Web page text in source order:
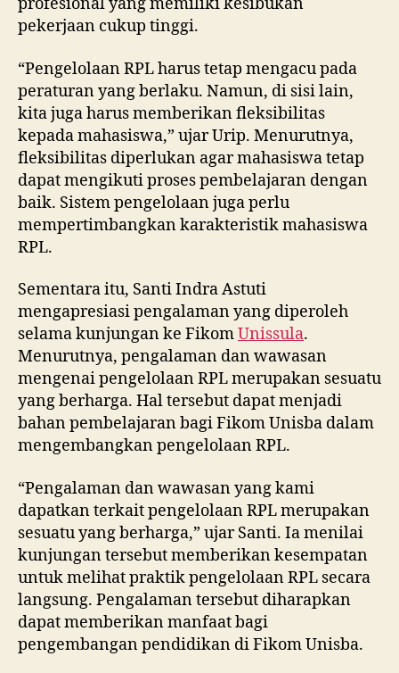
profesional yang memiliki kesibukan
pekerjaan cukup tinggi.
“Pengelolaan RPL harus tetap mengacu pada
peraturan yang berlaku. Namun, di sisi lain,
kita juga harus memberikan fleksibilitas
kepada mahasiswa,” ujar Urip. Menurutnya,
fleksibilitas diperlukan agar mahasiswa tetap
dapat mengikuti proses pembelajaran dengan
baik. Sistem pengelolaan juga perlu
mempertimbangkan karakteristik mahasiswa
RPL.
Sementara itu, Santi Indra Astuti
mengapresiasi pengalaman yang diperoleh
selama kunjungan ke FikomUnissula.
Menurutnya, pengalaman dan wawasan
mengenai pengelolaan RPL merupakan sesuatu
yang berharga. Hal tersebut dapat menjadi
bahan pembelajaran bagi Fikom Unisba dalam
mengembangkan pengelolaan RPL.
“Pengalaman dan wawasan yang kami
dapatkan terkait pengelolaan RPL merupakan
sesuatu yang berharga,” ujar Santi. Ia menilai
kunjungan tersebut memberikan kesempatan
untuk melihat praktik pengelolaan RPL secara
langsung. Pengalaman tersebut diharapkan
dapat memberikan manfaat bagi
pengembangan pendidikan di Fikom Unisba.